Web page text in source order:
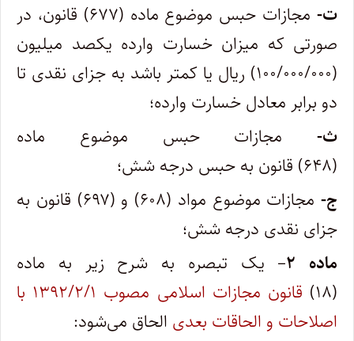
ت-
مجازات حبس موضوع ماده (۶۷۷) قانون، در
صورتی که میزان خسارت وارده یکصد میلیون
(۱۰۰/۰۰۰/۰۰۰) ریال یا کمتر باشد به جزای نقدی تا
دو برابر معادل خسارت وارده؛
ث- مجازات حبس موضوع ماده
(۶۴۸) قانون به حبس درجه شش؛
ج-
مجازات موضوع مواد (۶۰۸) و (۶۹۷) قانون به
جزای نقدی درجه شش؛
ماده ۲
– یک تبصره به شرح زیر به ماده
(۱۸)
قانون مجازات اسلامی مصوب ۱۳۹۲/۲/۱ با
اصلاحات و الحاقات بعدی الحاق می‌شود: